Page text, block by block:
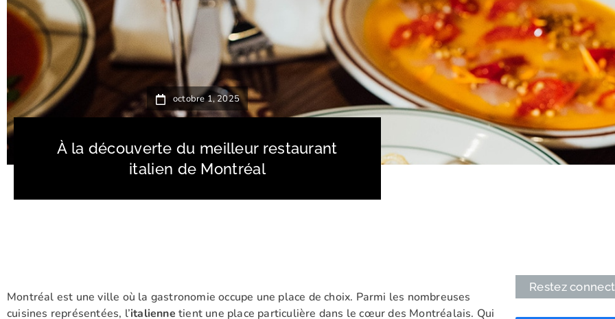
octobre 1, 2025
À la découverte du meilleur restaurant
italien de Montréal
Montréal est une ville où la gastronomie occupe une place de choix. Parmi les nombreuses
cuisines représentées, l’italienne tient une place particulière dans le cœur des Montréalais. Qui
Restez